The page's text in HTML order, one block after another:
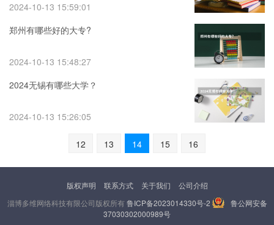
2024-10-13 15:59:01
郑州有哪些好的大专?
2024-10-13 15:48:27
2024无锡有哪些大学？
2024-10-13 15:26:05
12 13 14 15 16
版权声明 联系方式 关于我们
公司介绍
淄博多维网络科技有限公司版权所有鲁ICP备2023014330号-2
鲁公网安备
37030302000989号